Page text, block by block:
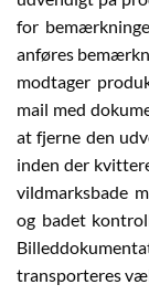
for
anføres
modtager
mail med
at fjerne den
inden der
vildmarksbade
og badet
transporteres